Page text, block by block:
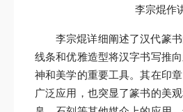
李宗焜作
李宗焜详细阐述了汉代篆
线条和优雅造型将汉字书写推
神和美学的重要工具。其在印
广泛应用，也突显了篆书的美